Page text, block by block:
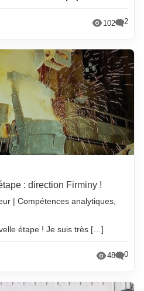
102 2
: direction Firminy !
| Compétences analytiques,
étape ! Je suis très […]
48 0